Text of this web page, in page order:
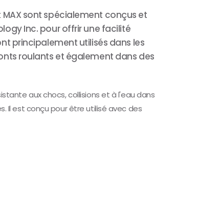
MAX sont spécialement conçus et
Inc. pour offrir une facilité
principalement utilisés dans les
roulants et également dans des
aux chocs, collisions et à l'eau dans
Il est conçu pour être utilisé avec des